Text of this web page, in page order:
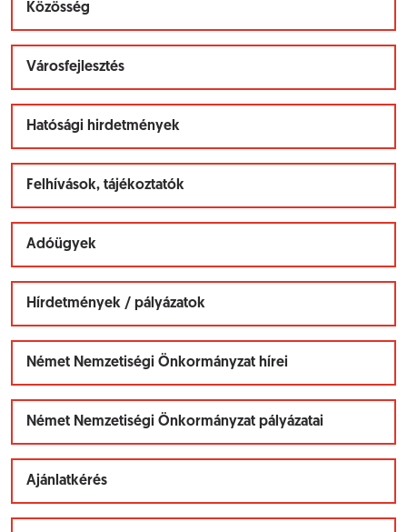
Közösség
Városfejlesztés
Hatósági hirdetmények
Felhívások, tájékoztatók
Adóügyek
Hírdetmények / pályázatok
Német Nemzetiségi Önkormányzat hírei
Német Nemzetiségi Önkormányzat pályázatai
Ajánlatkérés